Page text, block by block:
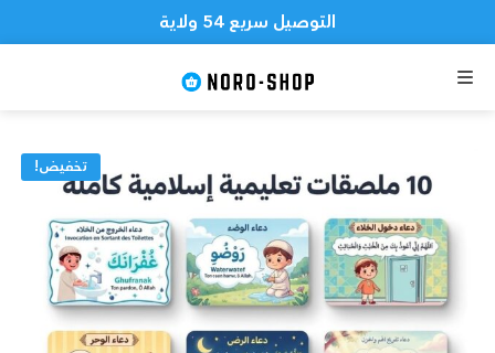
التوصيل سريع 54 ولاية
القائمة
تخفيض!